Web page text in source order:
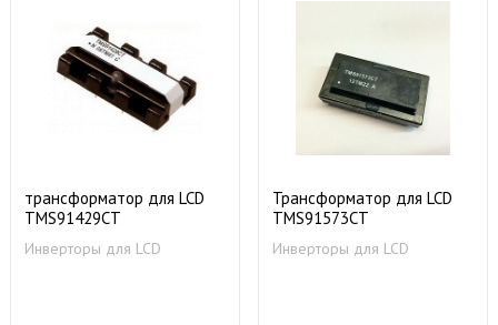
трансформатор для LCD
TMS91429CT
Инверторы для LCD
Трансформатор для LCD
TMS91573CT
Инверторы для LCD